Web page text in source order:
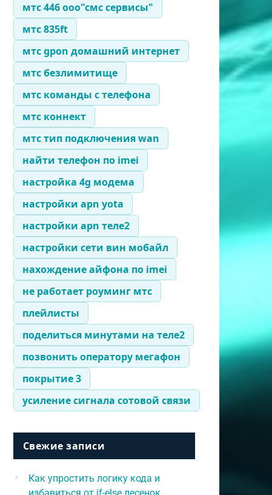
мтс 446 ооо"смс сервисы"
мтс 835ft
мтс gpon домашний интернет
мтс безлимитище
мтс команды с телефона
мтс коннект
мтс тип подключения wan
найти телефон по imei
настройка 4g модема
настройки apn yota
настройки apn теле2
настройки сети вин мобайл
нахождение айфона по imei
не работает роуминг мтс
плейлисты
поделиться минутами на теле2
позвонить оператору мегафон
покрытие 3
усиление сигнала сотовой связи
Свежие записи
Как упростить логику кода и